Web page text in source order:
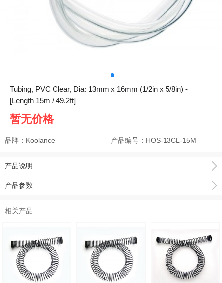
Tubing, PVC Clear, Dia: 13mm x 16mm (1/2in x 5/8in) -
[Length 15m / 49.2ft]
暂无价格
品牌：Koolance 产品编号： HOS-13CL-15M
产品说明
产品参数
相关产品